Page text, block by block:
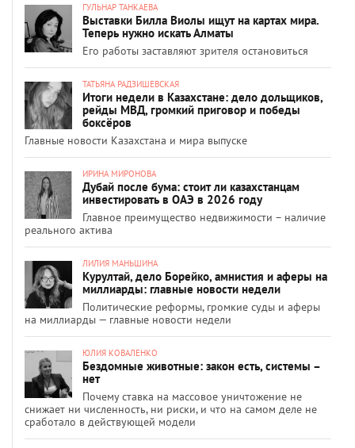
ГУЛЬНАР ТАНКАЕВА
Выставки Билла Виолы ищут на картах мира.
Теперь нужно искать Алматы
Его работы заставляют зрителя остановиться
ТАТЬЯНА РАДЗИШЕВСКАЯ
Итоги недели в Казахстане: дело дольщиков,
рейды МВД, громкий приговор и победы
боксёров
Главные новости Казахстана и мира выпуске
ИРИНА МИРОНОВА
Дубай после бума: стоит ли казахстанцам
инвестировать в ОАЭ в 2026 году
Главное преимущество недвижимости – наличие
реального актива
ЛИЛИЯ МАНЬШИНА
Курултай, дело Борейко, амнистия и аферы на
миллиарды: главные новости недели
Политические реформы, громкие суды и аферы
на миллиарды — главные новости недели
ЮЛИЯ КОВАЛЕНКО
Бездомные животные: закон есть, системы –
нет
Почему ставка на массовое уничтожение не
снижает ни численность, ни риски, и что на самом деле не
сработало в действующей модели